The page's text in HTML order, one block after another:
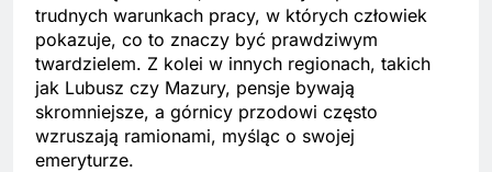
trudnych warunkach pracy, w których człowiek
pokazuje, co to znaczy być prawdziwym
twardzielem. Z kolei w innych regionach, takich
jak Lubusz czy Mazury, pensje bywają
skromniejsze, a górnicy przodowi często
wzruszają ramionami, myśląc o swojej
emeryturze.